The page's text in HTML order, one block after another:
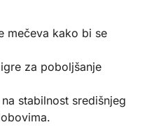
mečeva kako bi se
za poboljšanje
stabilnost središnjeg